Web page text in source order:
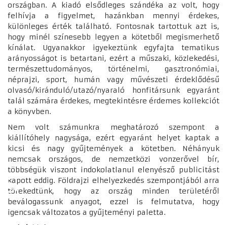
országban. A kiadó elsődleges szándéka az volt, hogy
felhívja a figyelmet, hazánkban mennyi érdekes,
különleges érték található. Fontosnak tartottuk azt is,
hogy minél színesebb legyen a kötetből megismerhető
kínálat. Ugyanakkor igyekeztünk egyfajta tematikus
arányosságot is betartani, ezért a műszaki, közlekedési,
természettudományos, történelmi, gasztronómiai,
néprajzi, sport, humán vagy művészeti érdeklődésű
olvasó/kiránduló/utazó/nyaraló honfitársunk egyaránt
talál számára érdekes, megtekintésre érdemes kollekciót
a könyvben.
Nem volt számunkra meghatározó szempont a
kiállítóhely nagysága, ezért egyaránt helyet kaptak a
kicsi és nagy gyűjtemények a kötetben. Néhányuk
nemcsak országos, de nemzetközi vonzerővel bír,
többségük viszont indokolatlanul elenyésző publicitást
kapott eddig. Földrajzi elhelyezkedés szempontjából arra
törekedtünk, hogy az ország minden területéről
beválogassunk anyagot, ezzel is felmutatva, hogy
igencsak változatos a gyűjteményi paletta.